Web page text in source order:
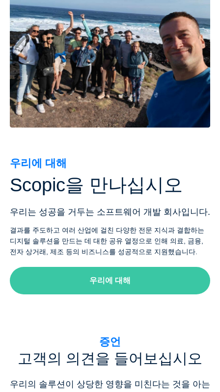
우리에 대해
Scopic을 만나십시오
우리는 성공을 거두는 소프트웨어 개발 회사입니다.
결과를 주도하고 여러 산업에 걸친 다양한 전문 지식과 결합하는
디지털 솔루션을 만드는 데 대한 공유 열정으로 인해 의료, 금융,
전자 상거래, 제조 등의 비즈니스를 성공적으로 지원했습니다.
우리에 대해
증언
고객의 의견을 들어보십시오
우리의 솔루션이 상당한 영향을 미친다는 것을 아는